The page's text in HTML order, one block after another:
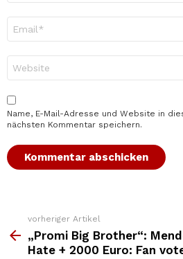
Mail-
Adresse
*
Name, E-Mail-Adresse und Website in
nächsten Kommentar speichern.
Weitere
Top
News
vorheriger Artikel
„Promi Big Brother“:
Hate + 2000 Euro: Fan